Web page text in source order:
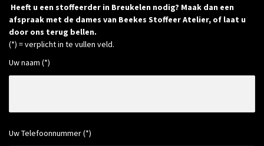
Heeft u een stoffeerder in Breukelen nodig? Maak dan een
afspraak met de dames van Beekes Stoffeer Atelier, of laat u
door ons terug bellen.
(*) = verplicht in te vullen veld.
Uw naam (*)
Uw Telefoonnummer (*)